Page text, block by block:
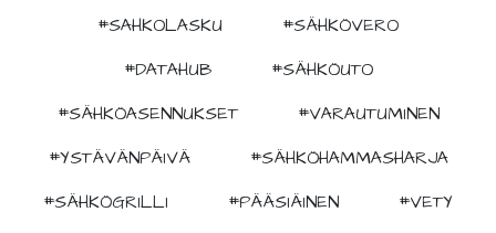
#SAHKOLASKU
#SÄHKÖVERO
#DATAHUB
#SÄHKÖUTO
#SÄHKÖASENNUKSET
#VARAUTUMINEN
#YSTÄVÄNPÄIVÄ
#SÄHKÖHAMMASHARJA
#SÄHKÖGRILLI
#PÄÄSIÄINEN
#VETY